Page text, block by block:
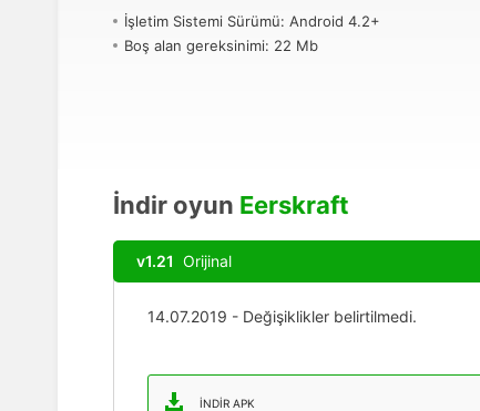
İşletim Sistemi Sürümü: Android 4.2+
Boş alan gereksinimi: 22 Mb
İndir oyun Eerskraft
v1.21 Orijinal
14.07.2019 - Değişiklikler belirtilmedi.
İNDIR APK